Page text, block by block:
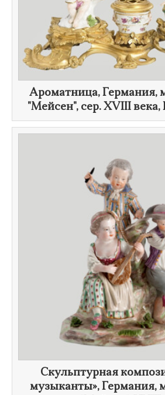
Ароматница, Германия,
"Мейсен", сер. XVIII века,
Скульптурная
музыканты», Германия,